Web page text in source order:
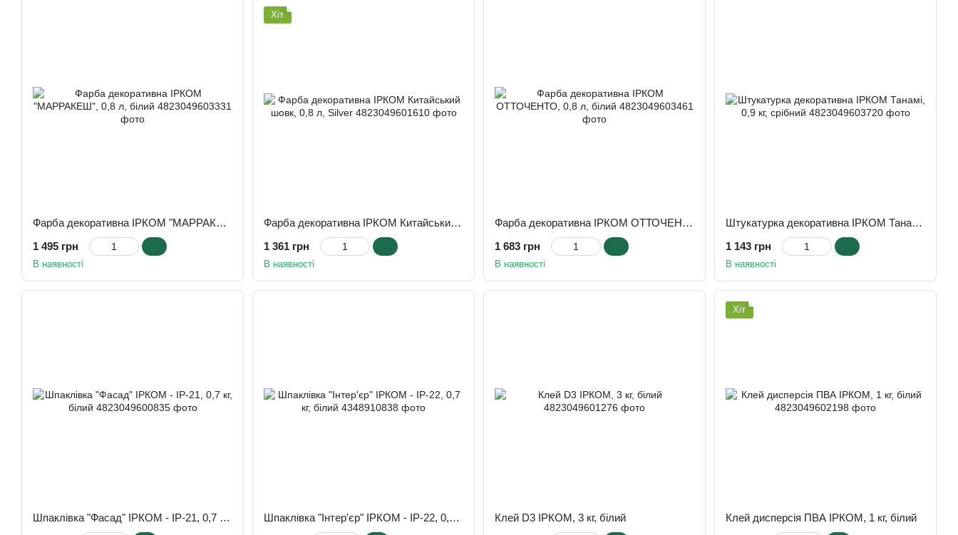
Фарба декоративна ІРКОМ "МАРРАКЕШ", 0,8 л, білий
1 495 грн
В наявності
Хіт
Фарба декоративна ІРКОМ Китайський шовк, 0,8 л, Silver
1 361 грн
В наявності
Фарба декоративна ІРКОМ ОТТОЧЕНТО, 0,8 л, білий
1 683 грн
В наявності
Штукатурка декоративна ІРКОМ Танамі, 0,9 кг, срібний
1 143 грн
В наявності
Шпаклівка "Фасад" ІРКОМ - ІР-21, 0,7 кг, білий
Шпаклівка "Інтер'єр" ІРКОМ - ІР-22, 0,7 кг, білий
Клей D3 ІРКОМ, 3 кг, білий
Хіт
Клей дисперсія ПВА ІРКОМ, 1 кг, білий